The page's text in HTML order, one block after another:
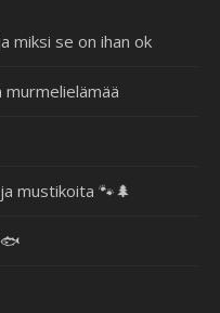
miksi se on ihan ok
mustikoita 🐾🌲